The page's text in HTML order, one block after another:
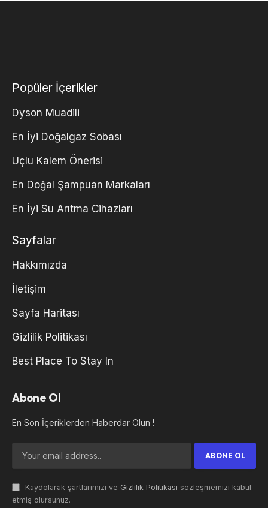
Popüler İçerikler
Dyson Muadili
En İyi Doğalgaz Sobası
Uçlu Kalem Önerisi
En Doğal Şampuan Markaları
En İyi Su Arıtma Cihazları
Sayfalar
Hakkımızda
İletişim
Sayfa Haritası
Gizlilik Politikası
Best Place To Stay In
Abone Ol
En Son İçeriklerden Haberdar Olun !
Kaydolarak şartlarımızı ve Gizlilik Politikası sözleşmemizi kabul
etmiş olursunuz.